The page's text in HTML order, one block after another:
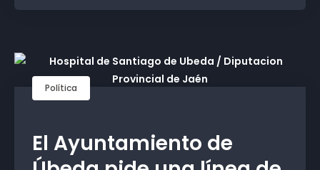
Política
El Ayuntamiento de